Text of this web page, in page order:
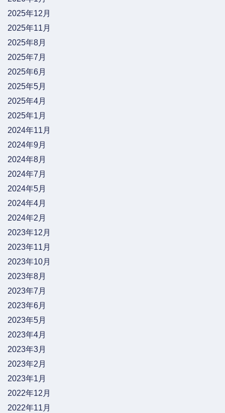
2025年12月
2025年11月
2025年8月
2025年7月
2025年6月
2025年5月
2025年4月
2025年1月
2024年11月
2024年9月
2024年8月
2024年7月
2024年5月
2024年4月
2024年2月
2023年12月
2023年11月
2023年10月
2023年8月
2023年7月
2023年6月
2023年5月
2023年4月
2023年3月
2023年2月
2023年1月
2022年12月
2022年11月